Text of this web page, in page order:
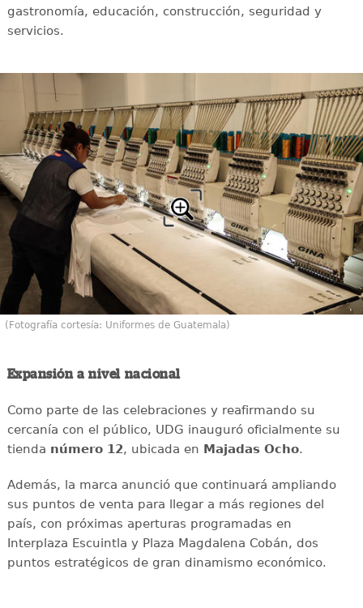
gastronomía, educación, construcción, seguridad y
servicios.
(Fotografía cortesía: Uniformes de Guatemala)
Expansión a nivel nacional
Como parte de las celebraciones y reafirmando su
cercanía con el público, UDG inauguró oficialmente su
tienda número 12, ubicada en Majadas Ocho.
Además, la marca anunció que continuará ampliando
sus puntos de venta para llegar a más regiones del
país, con próximas aperturas programadas en
Interplaza Escuintla y Plaza Magdalena Cobán, dos
puntos estratégicos de gran dinamismo económico.